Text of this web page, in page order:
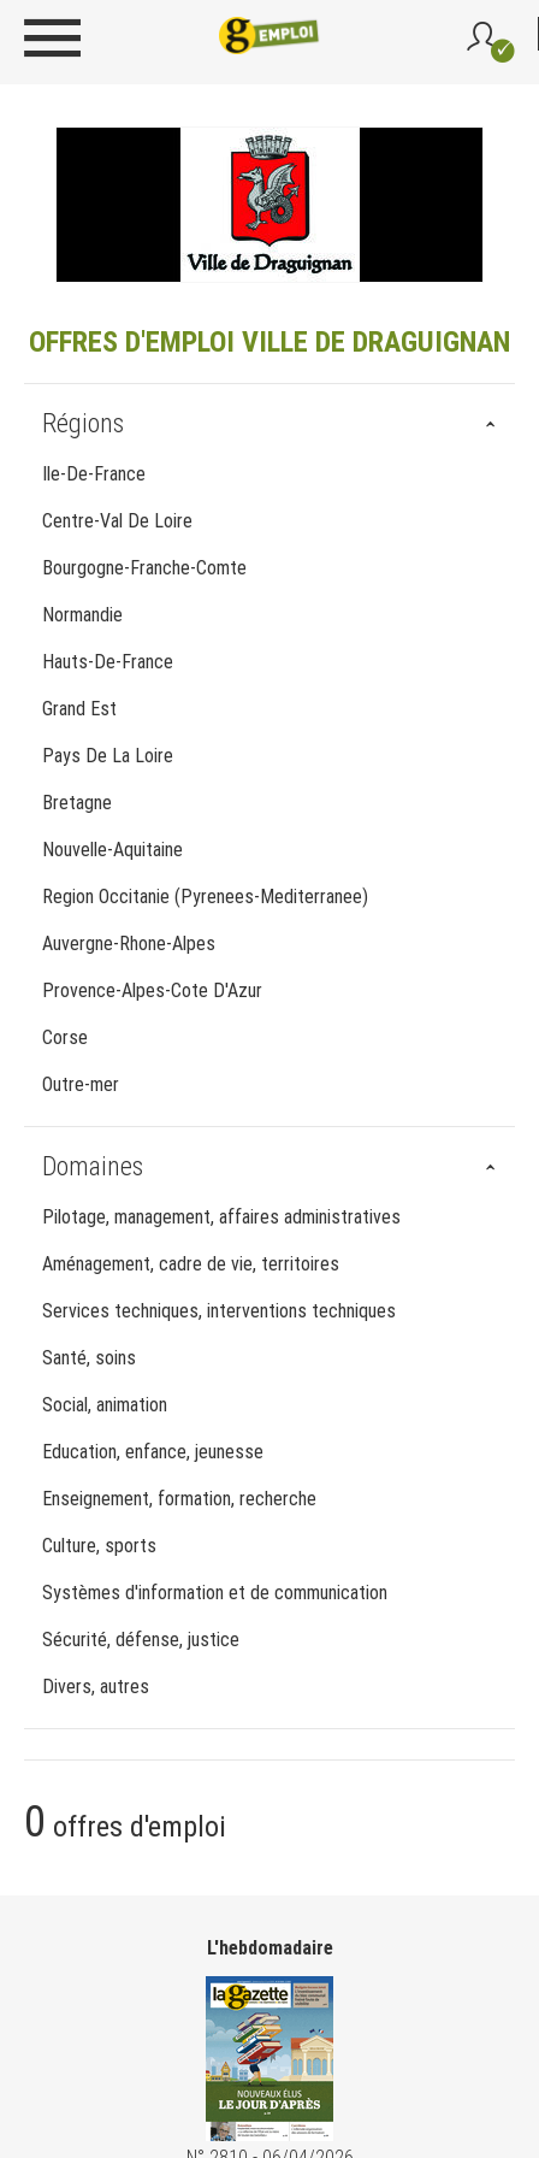
OFFRES D'EMPLOI VILLE DE DRAGUIGNAN
Régions
Ile-De-France
Centre-Val De Loire
Bourgogne-Franche-Comte
Normandie
Hauts-De-France
Grand Est
Pays De La Loire
Bretagne
Nouvelle-Aquitaine
Region Occitanie (Pyrenees-Mediterranee)
Auvergne-Rhone-Alpes
Provence-Alpes-Cote D'Azur
Corse
Outre-mer
Domaines
Pilotage, management, affaires administratives
Aménagement, cadre de vie, territoires
Services techniques, interventions techniques
Santé, soins
Social, animation
Education, enfance, jeunesse
Enseignement, formation, recherche
Culture, sports
Systèmes d'information et de communication
Sécurité, défense, justice
Divers, autres
0 offres d'emploi
L'hebdomadaire